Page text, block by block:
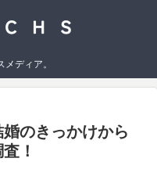
ディア。
婚のきっかけから
！